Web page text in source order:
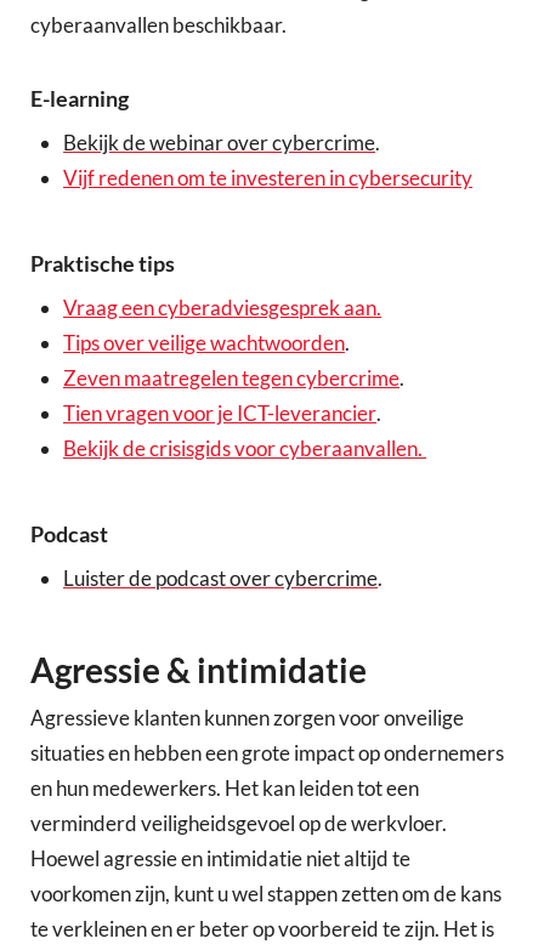
cyberaanvallen beschikbaar.
E-learning
Bekijk de webinar over cybercrime.
Vijf redenen om te investeren in cybersecurity
Praktische tips
Vraag een cyberadviesgesprek aan.
Tips over veilige wachtwoorden.
Zeven maatregelen tegen cybercrime.
Tien vragen voor je ICT-leverancier.
Bekijk de crisisgids voor cyberaanvallen.
Podcast
Luister de podcast over cybercrime.
Agressie & intimidatie
Agressieve klanten kunnen zorgen voor onveilige
situaties en hebben een grote impact op ondernemers
en hun medewerkers. Het kan leiden tot een
verminderd veiligheidsgevoel op de werkvloer.
Hoewel agressie en intimidatie niet altijd te
voorkomen zijn, kunt u wel stappen zetten om de kans
te verkleinen en er beter op voorbereid te zijn. Het is